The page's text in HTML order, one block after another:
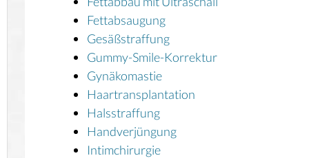
Fettabsaugung
Gesäßstraffung
Gummy-Smile-Korrektur
Gynäkomastie
Haartransplantation
Halsstraffung
Handverjüngung
Intimchirurgie